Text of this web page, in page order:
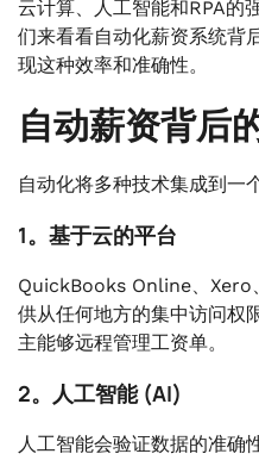
云计算、人工智能和RPA的
们来看看自动化薪资系统背
现这种效率和准确性。
自动薪资背后
自动化将多种技术集成到一
1。基于云的平台
QuickBooks Online、Xero
供从任何地方的集中访问权
主能够远程管理工资单。
2。人工智能 (AI)
人工智能会验证数据的准确